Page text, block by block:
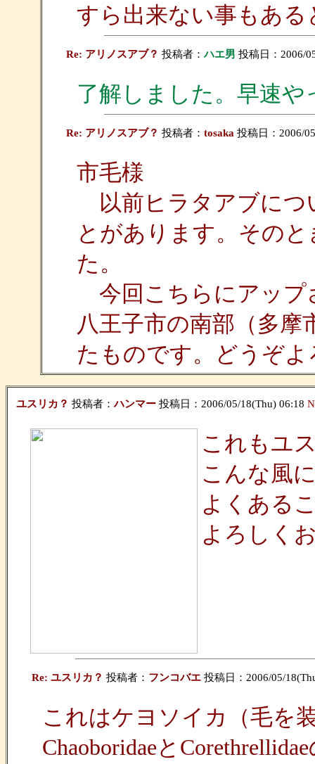
すら出来ない事もある
Re: アリノスアブ？ 投稿者：ハエ男 投稿日：2006/
了解しました。早速
Re: アリノスアブ？ 投稿者： tosaka 投稿日：2006/
市毛様
以前ヒラタアブにつ
とがあります。その
た。
今回こちらにアップ
八王子市の南部（多摩
たものです。どうぞ
ユスリカ？ 投稿者：ハンマー 投稿日：2006/05/18(Thu) 06:18
これもユ
こんな風
よくある
よろしく
Re: ユスリカ？ 投稿者： フンコバエ 投稿日：2006/05/
これはケヨソイカ（毛を
Chaoboridaeと